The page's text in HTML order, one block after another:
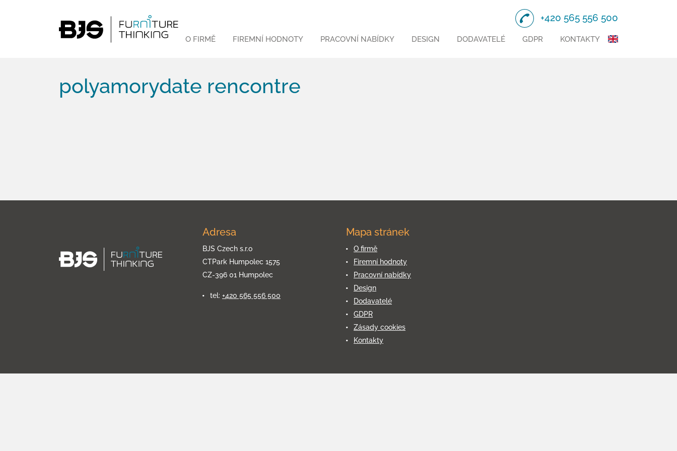
+420 565 556 500
O FIRMĚ FIREMNÍ HODNOTY PRACOVNÍ NABÍDKY DESIGN DODAVATELÉ GDPR KONTAKTY
polyamorydate rencontre
Adresa
BJS Czech s.r.o
CTPark Humpolec 1575
CZ-396 01 Humpolec
tel: +420 565 556 500
Mapa stránek
O firmě
Firemní hodnoty
Pracovní nabídky
Design
Dodavatelé
GDPR
Zásady cookies
Kontakty